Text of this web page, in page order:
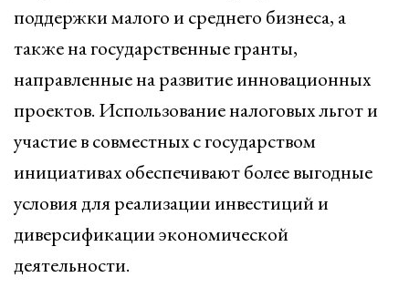
поддержки малого и среднего бизнеса, а
также на государственные гранты,
направленные на развитие инновационных
проектов. Использование налоговых льгот и
участие в совместных с государством
инициативах обеспечивают более выгодные
условия для реализации инвестиций и
диверсификации экономической
деятельности.